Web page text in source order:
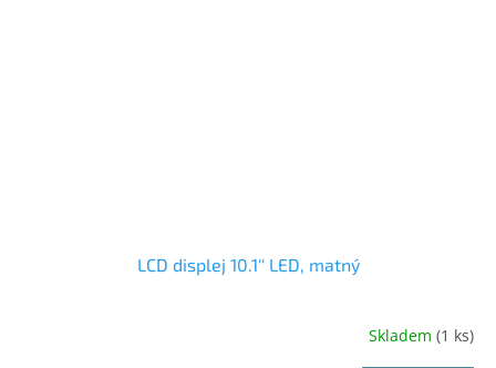
LCD displej 10.1'' LED, matný
Skladem (1 ks)